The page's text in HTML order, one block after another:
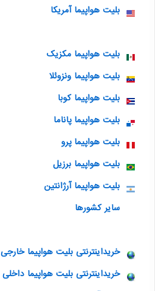
بلیت هواپیما آمریکا
بلیت هواپیما مکزیک
بلیت هواپیما ونزوئلا
بلیت هواپیما کوبا
بلیت هواپیما پاناما
بلیت هواپیما پرو
بلیت هواپیما برزیل
بلیت هواپیما آرژانتین
سایر کشورها
خریداینترنتی بلیت هواپیما خارجی
خریداینترنتی بلیت هواپیما داخلی